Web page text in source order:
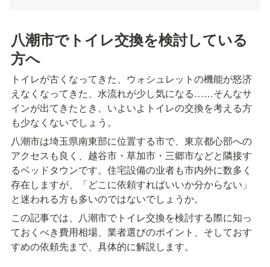
八潮市でトイレ交換を検討している
方へ
トイレが古くなってきた、ウォシュレットの機能が怒济
えなくなってきた、水流れが少し気になる……そんなサ
インが出てきたとき、いよいよトイレの交換を考える方
も少なくないでしょう。
八潮市は埼玉県南東部に位置する市で、東京都心部への
アクセスも良く、越谷市・草加市・三郷市などと隣接す
るベッドタウンです。住宅設備の业者も市内外に数多く
存在しますが、「どこに依頼すればいいか分からない」
と迷われる方も多いのではないでしょうか。
この記事では、八潮市でトイレ交換を検討する際に知っ
ておくべき費用相場、業者選びのポイント、そしておす
すめの依頼先まで、具体的に解説します。